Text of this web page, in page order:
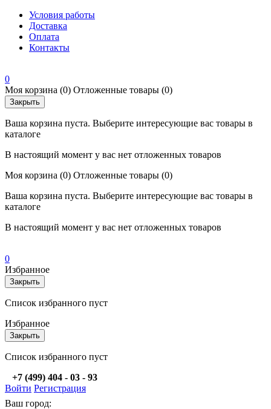
Условия работы
Доставка
Оплата
Контакты
0
Моя корзина (0) Отложенные товары (0)
Закрыть
Ваша корзина пуста. Выберите интересующие вас товары в
каталоге
В настоящий момент у вас нет отложенных товаров
Моя корзина (0) Отложенные товары (0)
Ваша корзина пуста. Выберите интересующие вас товары в
каталоге
В настоящий момент у вас нет отложенных товаров
0
Избранное
Закрыть
Список избранного пуст
Избранное
Закрыть
Список избранного пуст
+7 (499) 404 - 03 - 93
Войти Регистрация
Ваш город: